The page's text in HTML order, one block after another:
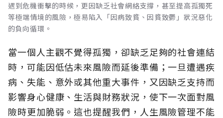
遇到危機衝擊的時候，更因缺乏社會網絡支撐，甚至提高孤獨死
等極端情境的風險，極易陷入「因病致貧、因貧致鬱」狀況惡化
的負向循環。
當一個人主觀不覺得孤獨，卻缺乏足夠的社會連結
時，可能因低估未來風險而延後準備；一旦遭遇疾
病、失能、意外或其他重大事件，又因缺乏支持而
影響身心健康、生活與財務狀況，使下一次面對風
險時更加脆弱。這也提醒我們，人生風險管理不能